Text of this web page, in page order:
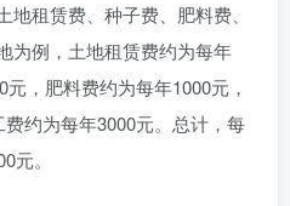
租赁费、种子费、肥料费、
为例，土地租赁费约为每年
，肥料费约为每年1000元，
约为每年3000元。总计，每
元。